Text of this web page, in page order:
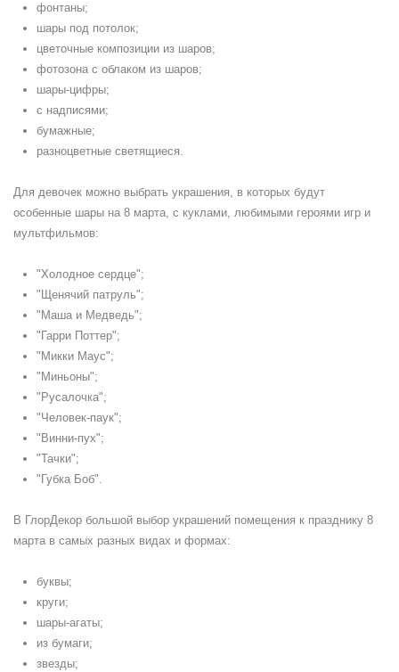
фонтаны;
шары под потолок;
цветочные композиции из шаров;
фотозона с облаком из шаров;
шары-цифры;
с надписями;
бумажные;
разноцветные светящиеся.
Для девочек можно выбрать украшения, в которых будут
особенные шары на 8 марта, с куклами, любимыми героями игр и
мультфильмов:
"Холодное сердце";
"Щенячий патруль";
"Маша и Медведь";
"Гарри Поттер";
"Микки Маус";
"Миньоны";
"Русалочка";
"Человек-паук";
"Винни-пух";
"Тачки";
"Губка Боб".
В ГлорДекор большой выбор украшений помещения к празднику 8
марта в самых разных видах и формах:
буквы;
круги;
шары-агаты;
из бумаги;
звезды;